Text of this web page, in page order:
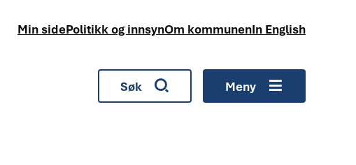
Min sidePolitikk og innsynOm kommunenIn English
Søk Meny